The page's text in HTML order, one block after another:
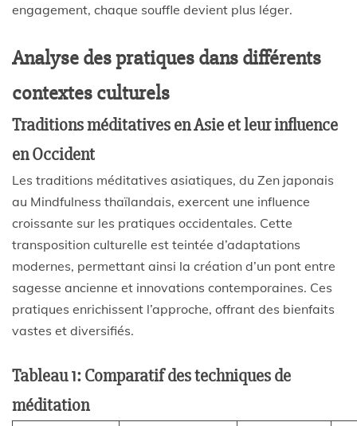
engagement, chaque souffle devient plus léger.
Analyse des pratiques dans différents
contextes culturels
Traditions méditatives en Asie et leur influence
en Occident
Les traditions méditatives asiatiques, du Zen japonais
au Mindfulness thaïlandais, exercent une influence
croissante sur les pratiques occidentales. Cette
transposition culturelle est teintée d’adaptations
modernes, permettant ainsi la création d’un pont entre
sagesse ancienne et innovations contemporaines. Ces
pratiques enrichissent l’approche, offrant des bienfaits
vastes et diversifiés.
Tableau 1: Comparatif des techniques de
méditation